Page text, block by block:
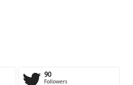
90
Followers